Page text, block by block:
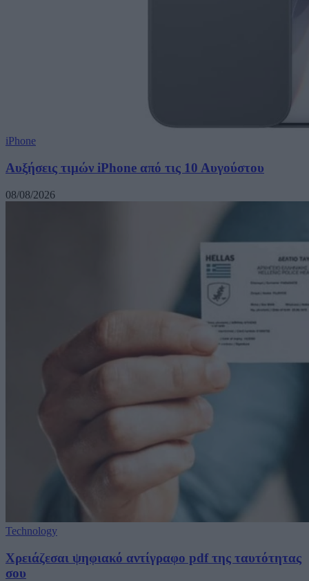
iPhone
Αυξήσεις τιμών iPhone από τις 10 Αυγούστου
08/08/2026
Technology
Χρειάζεσαι ψηφιακό αντίγραφο pdf της ταυτότητας
σου